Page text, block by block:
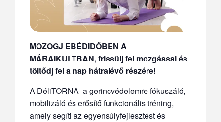
MOZOGJ EBÉDIDŐBEN A
MÁRAIKULTBAN, frissülj fel mozgással és
töltődj fel a nap hátralévő részére!
A DéliTORNA a gerincvédelemre fókuszáló,
mobilizáló és erősítő funkcionális tréning,
amely segíti az egyensúlyfejlesztést és